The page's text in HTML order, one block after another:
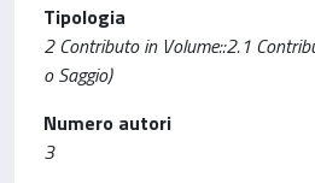
Tipologia
2 Contributo in Volume::2.1
o Saggio)
Numero autori
3